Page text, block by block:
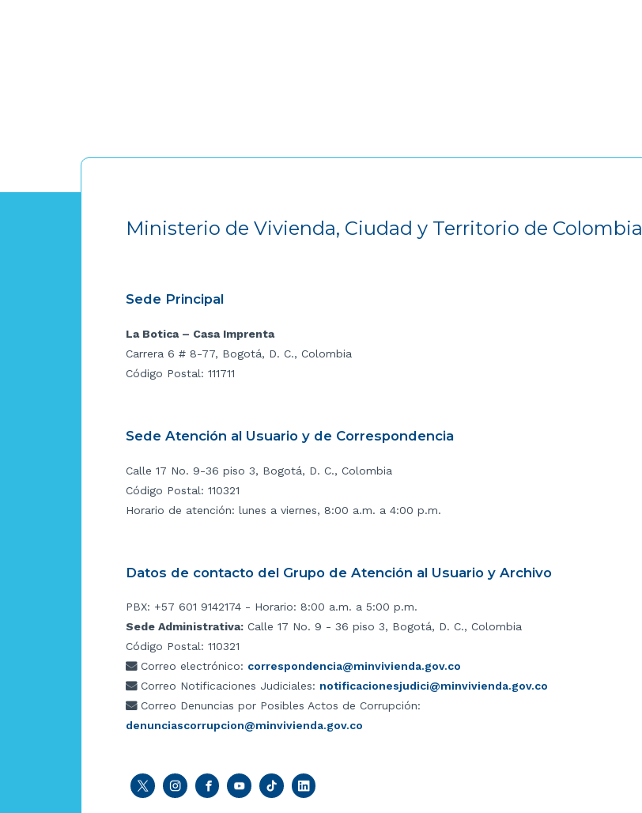
Ministerio de Vivienda, Ciudad y Territorio de Colombia
Sede Principal
La Botica – Casa Imprenta
Carrera 6 # 8-77, Bogotá, D. C., Colombia
Código Postal: 111711
Sede Atención al Usuario y de Correspondencia
Calle 17 No. 9-36 piso 3, Bogotá, D. C., Colombia
Código Postal: 110321
Horario de atención: lunes a viernes, 8:00 a.m. a 4:00 p.m.
Datos de contacto del Grupo de Atención al Usuario y Archivo
PBX: +57 601 9142174 - Horario: 8:00 a.m. a 5:00 p.m.
Sede Administrativa: Calle 17 No. 9 - 36 piso 3, Bogotá, D. C., Colombia
Código Postal: 110321
Correo electrónico: correspondencia@minvivienda.gov.co
Correo Notificaciones Judiciales: notificacionesjudici@minvivienda.gov.co
Correo Denuncias por Posibles Actos de Corrupción:
denunciascorrupcion@minvivienda.gov.co